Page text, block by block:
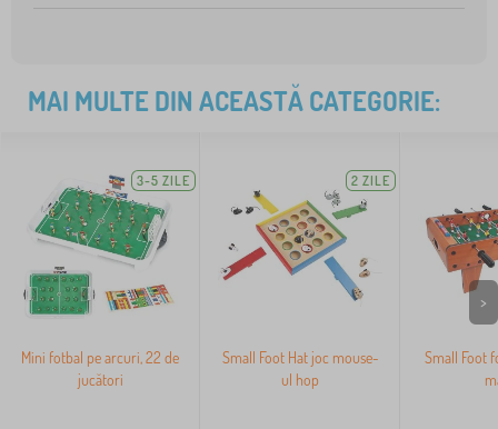
MAI MULTE DIN ACEASTĂ CATEGORIE:
3-5 ZILE
Mini fotbal pe arcuri, 22 de
jucători
2 ZILE
Small Foot Hat joc mouse-
ul hop
Small Foot
>